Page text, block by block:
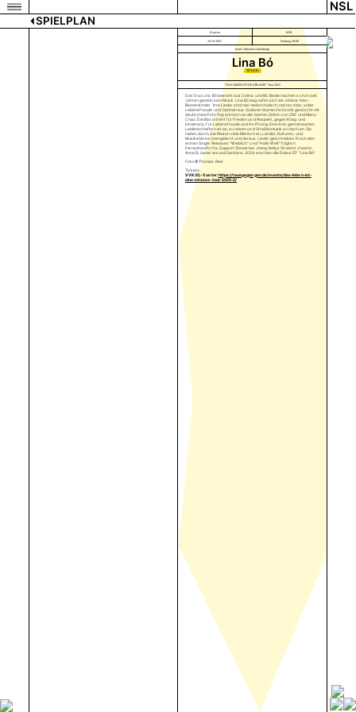
NSL
SPIELPLAN
Konzert KFK
19.10.2025 Sonntag 20:00
keine Altersbeschränkung
Lina Bó
TICKETS
"DAS LEBEN IST NE STRASSE" Tour 2025
Das Duo Lina Bó besteht aus Celina und Bó. Beide machen schon seit
Jahren gemeinsam Musik. Lina Bó begreifen sich als urbane Neo-
Blumenkinder. Ihre Lieder sind mal melancholisch, mal tanzbar, voller
Lebensfreude und Optimismus. Südamerikanische Exotik gemischt mit
deutschem Folk Pop erinnern an die besten Zeiten von ZAZ und Manu
Chao. Die Band steht für Frieden und Respekt, gegen Krieg und
Intoleranz, für Lebensfreude und Hoffnung. Eine ihrer gemeinsamen
Leidenschaften ist es, zu reisen und Straßenmusik zu machen. Sie
haben durch die Reisen viele Menschen, Länder, Kulturen, und
Musikstile kennengelernt und daraus Lieder geschrieben. Nach den
ersten Single Releases "Weiblich" und "Hallo Welt" folgten
Fernsehauftritte, Support Shows bei Jimmy Kellys Streetorchester,
Anna R, Jamaram und Santiano. 2024 erschien die Debut EP “Lina Bó”.
Foto © Thomas Ries
Tickets:
VVK 20,- € unter:https://rausgegangen.de/events/das-leben-ist-
eine-strasse-tour-2025-2/